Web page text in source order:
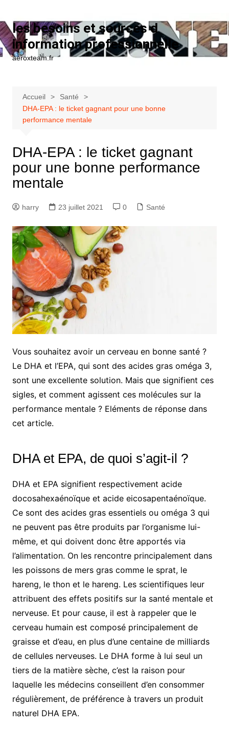
les besoins et sources d
information professionnelle
aeroxteam.fr
Accueil
Santé
DHA-EPA : le ticket gagnant pour une bonne
performance mentale
DHA-EPA : le ticket gagnant
pour une bonne performance
mentale
harry 23 juillet 2021 0 Santé
Vous souhaitez avoir un cerveau en bonne santé ?
Le DHA et l’EPA, qui sont des acides gras oméga 3,
sont une excellente solution. Mais que signifient ces
sigles, et comment agissent ces molécules sur la
performance mentale ? Eléments de réponse dans
cet article.
DHA et EPA, de quoi s’agit-il ?
DHA et EPA signifient respectivement acide
docosahexaénoïque et acide eicosapentaénoïque.
Ce sont des acides gras essentiels ou oméga 3 qui
ne peuvent pas être produits par l’organisme lui-
même, et qui doivent donc être apportés via
l’alimentation. On les rencontre principalement dans
les poissons de mers gras comme le sprat, le
hareng, le thon et le hareng. Les scientifiques leur
attribuent des effets positifs sur la santé mentale et
nerveuse. Et pour cause, il est à rappeler que le
cerveau humain est composé principalement de
graisse et d’eau, en plus d’une centaine de milliards
de cellules nerveuses. Le DHA forme à lui seul un
tiers de la matière sèche, c’est la raison pour
laquelle les médecins conseillent d’en consommer
régulièrement, de préférence à travers un produit
naturel DHA EPA.